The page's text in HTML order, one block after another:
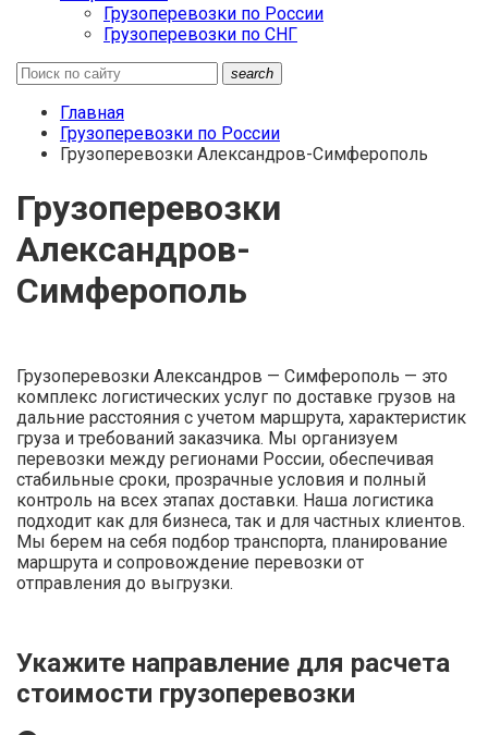
Грузоперевозки по России
Грузоперевозки по СНГ
search
Главная
Грузоперевозки по России
Грузоперевозки Александров-Симферополь
Грузоперевозки
Александров-
Симферополь
Грузоперевозки Александров — Симферополь — это
комплекс логистических услуг по доставке грузов на
дальние расстояния с учетом маршрута, характеристик
груза и требований заказчика. Мы организуем
перевозки между регионами России, обеспечивая
стабильные сроки, прозрачные условия и полный
контроль на всех этапах доставки. Наша логистика
подходит как для бизнеса, так и для частных клиентов.
Мы берем на себя подбор транспорта, планирование
маршрута и сопровождение перевозки от
отправления до выгрузки.
Укажите направление для расчета
стоимости грузоперевозки